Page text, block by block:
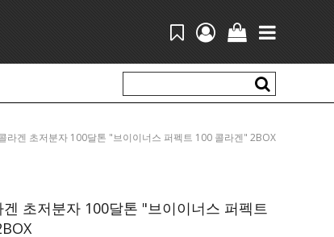
겐 초저분자 100달톤 "브이이너스 퍼펙트 100 콜라겐" 2BOX
초저분자 100달톤 "브이이너스 퍼펙트